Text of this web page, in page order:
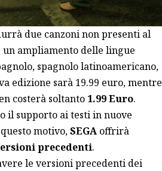
due canzoni non presenti al
un ampliamento delle lingue
spagnolo latinoamericano,
edizione sarà 19.99 euro, mentre
costerà soltanto 1.99 Euro.
il supporto ai testi in nuove
motivo,SEGA offrirà
precedenti.
le versioni precedenti dei